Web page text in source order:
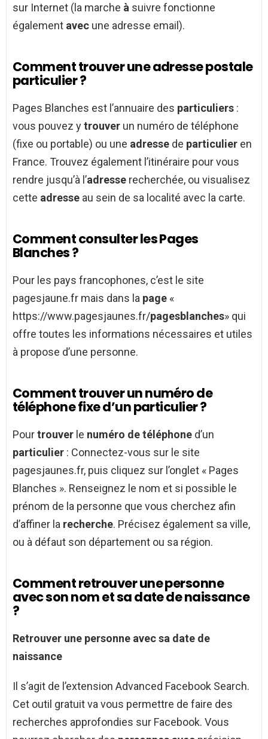
sur Internet (la marche à suivre fonctionne
également avec une adresse email).
Comment trouver une adresse postale
particulier ?
Pages Blanches est l’annuaire des particuliers :
vous pouvez ytrouver un numéro de téléphone
(fixe ou portable) ou une adresse de particulier en
France. Trouvez également l’itinéraire pour vous
rendre jusqu’à l’adresse recherchée, ou visualisez
cette adresse au sein de sa localité avec la carte.
Comment consulter les Pages
Blanches ?
Pour les pays francophones, c’est le site
pagesjaune.fr mais dans la page «
https://www.pagesjaunes.fr/pagesblanches» qui
offre toutes les informations nécessaires et utiles
à propose d’une personne.
Comment trouver un numéro de
téléphone fixe d’un particulier ?
Pourtrouver le numéro de téléphone d’un
particulier : Connectez-vous sur le site
pagesjaunes.fr, puis cliquez sur l’onglet « Pages
Blanches ». Renseignez le nom et si possible le
prénom de la personne que vous cherchez afin
d’affiner la recherche. Précisez également sa ville,
ou à défaut son département ou sa région.
Comment retrouver une personne
avec son nom et sa date de naissance
?
Retrouver une personne avec sa date de
naissance
Il s’agit de l’extension Advanced Facebook Search.
Cet outil gratuit va vous permettre de faire des
recherches approfondies sur Facebook. Vous